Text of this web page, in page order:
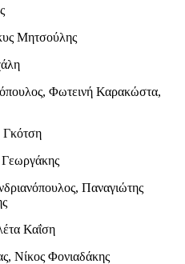
Μητσούλης
Φωτεινή Καρακώστα,
Γκότση
Γεωργάκης
Παναγιώτης
Καΐση
Νίκος Φονιαδάκης